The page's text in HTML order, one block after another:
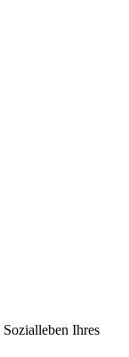
Ihres